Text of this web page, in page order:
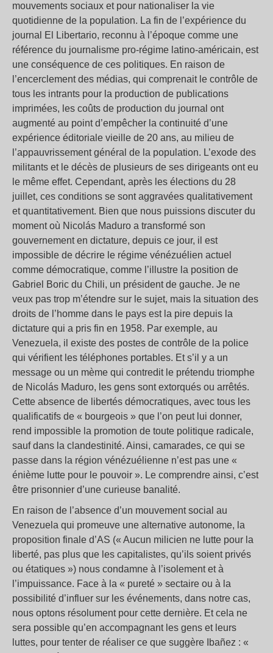
mouvements sociaux et pour nationaliser la vie
quotidienne de la population. La fin de l’expérience du
journal El Libertario, reconnu à l’époque comme une
référence du journalisme pro-régime latino-américain, est
une conséquence de ces politiques. En raison de
l’encerclement des médias, qui comprenait le contrôle de
tous les intrants pour la production de publications
imprimées, les coûts de production du journal ont
augmenté au point d’empêcher la continuité d’une
expérience éditoriale vieille de 20 ans, au milieu de
l’appauvrissement général de la population. L’exode des
militants et le décès de plusieurs de ses dirigeants ont eu
le même effet. Cependant, après les élections du 28
juillet, ces conditions se sont aggravées qualitativement
et quantitativement. Bien que nous puissions discuter du
moment où Nicolás Maduro a transformé son
gouvernement en dictature, depuis ce jour, il est
impossible de décrire le régime vénézuélien actuel
comme démocratique, comme l’illustre la position de
Gabriel Boric du Chili, un président de gauche. Je ne
veux pas trop m’étendre sur le sujet, mais la situation des
droits de l’homme dans le pays est la pire depuis la
dictature qui a pris fin en 1958. Par exemple, au
Venezuela, il existe des postes de contrôle de la police
qui vérifient les téléphones portables. Et s’il y a un
message ou un mème qui contredit le prétendu triomphe
de Nicolás Maduro, les gens sont extorqués ou arrêtés.
Cette absence de libertés démocratiques, avec tous les
qualificatifs de « bourgeois » que l’on peut lui donner,
rend impossible la promotion de toute politique radicale,
sauf dans la clandestinité. Ainsi, camarades, ce qui se
passe dans la région vénézuélienne n’est pas une «
énième lutte pour le pouvoir ». Le comprendre ainsi, c’est
être prisonnier d’une curieuse banalité.
En raison de l’absence d’un mouvement social au
Venezuela qui promeuve une alternative autonome, la
proposition finale d’AS (« Aucun milicien ne lutte pour la
liberté, pas plus que les capitalistes, qu’ils soient privés
ou étatiques ») nous condamne à l’isolement et à
l’impuissance. Face à la « pureté » sectaire ou à la
possibilité d’influer sur les événements, dans notre cas,
nous optons résolument pour cette dernière. Et cela ne
sera possible qu’en accompagnant les gens et leurs
luttes, pour tenter de réaliser ce que suggère Ibañez : «